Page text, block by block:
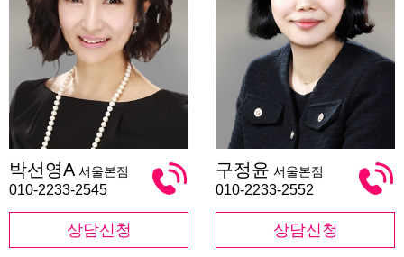
선
영
박선영A 서울본점
010-2233-2545
상담신청
정
윤
구정윤 서울본점
010-2233-2552
상담신청